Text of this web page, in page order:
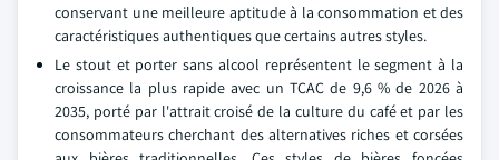
conservant une meilleure aptitude à la consommation et des
caractéristiques authentiques que certains autres styles.
Le stout et porter sans alcool représentent le segment à la
croissance la plus rapide avec un TCAC de 9,6 % de 2026 à
2035, porté par l'attrait croisé de la culture du café et par les
consommateurs cherchant des alternatives riches et corsées